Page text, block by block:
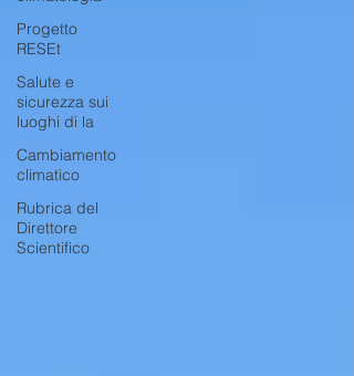
Progetto
RESEt
Salute e
sicurezza sui
luoghi di la
Cambiamento
climatico
Rubrica del
Direttore
Scientifico